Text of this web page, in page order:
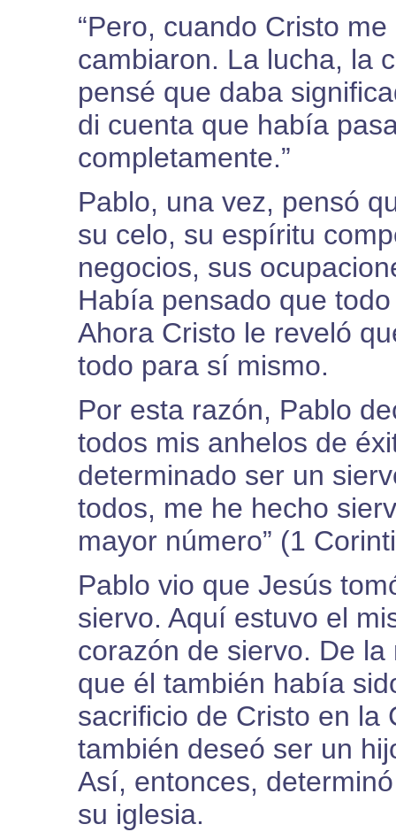
“Pero, cuando Cristo
cambiaron. La lucha, la
pensé que daba
di cuenta que había
completamente.”
Pablo, una vez, pensó
su celo, su espíritu
negocios, sus
Había pensado que
Ahora Cristo le reveló
todo para sí mismo.
Por esta razón, Pablo
todos mis anhelos de
determinado ser un
todos, me he hecho
mayor número” (1
Pablo vio que Jesús
siervo. Aquí estuvo el
corazón de siervo. De
que él también había
sacrificio de Cristo en la
también deseó ser un
Así, entonces,
su iglesia.